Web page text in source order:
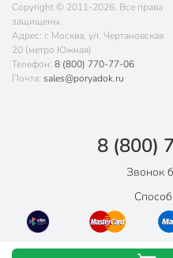
Copyright © 2011-2026. Все права
защищены.
Адрес: г. Москва, ул. Чертановская
20 (метро Южная)
Телефон: 8 (800) 770-77-06
Почта: sales@poryadok.ru
8 (800)
Звонок